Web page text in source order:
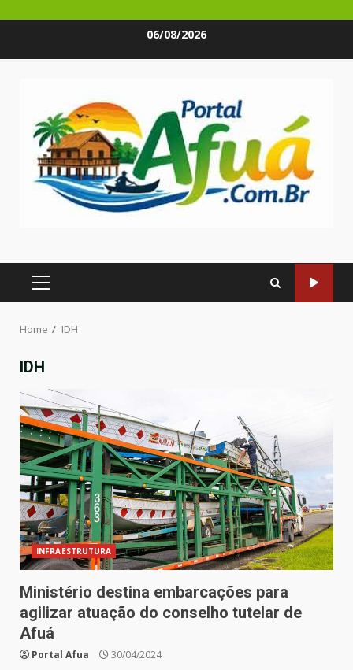
06/08/2026
PRIMARY
Home IDH
IDH
INFRAESTRUTURA
Ministério destina embarcações para
agilizar atuação do conselho tutelar de
Afuá
Portal Afua 30/04/2024